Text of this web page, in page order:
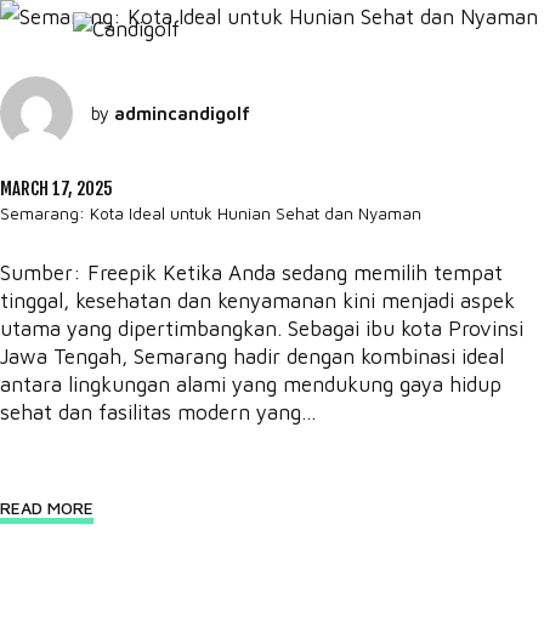
by admincandigolf
MARCH 17, 2025
Semarang: Kota Ideal untuk Hunian Sehat dan Nyaman
Sumber: Freepik Ketika Anda sedang memilih tempat
tinggal, kesehatan dan kenyamanan kini menjadi aspek
utama yang dipertimbangkan. Sebagai ibu kota Provinsi
Jawa Tengah, Semarang hadir dengan kombinasi ideal
antara lingkungan alami yang mendukung gaya hidup
sehat dan fasilitas modern yang...
READ MORE